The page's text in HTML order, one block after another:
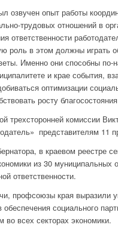
озвучен опыт работы
трудовых отношений в
ответственности
роль в этом должны играть
Именно они способны
и крае события,
оптимизации
росту
трехсторонней комиссии
представителям 11
в краевом реестре
из 30
ответственности.
профсоюзы края выразили
социального
во всех секторах экономики.